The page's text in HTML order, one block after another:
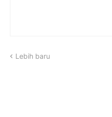
Lebih baru